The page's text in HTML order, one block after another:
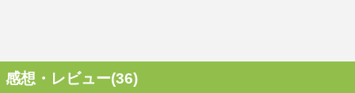
感想・レビュー(36)